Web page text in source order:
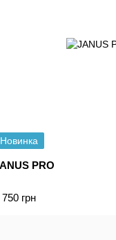
Новинка
PRO
750 грн